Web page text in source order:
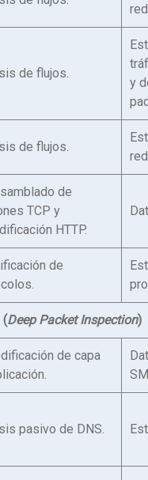
de flujos.
y
de flujos.
de
TCP y
HTTP.
de
(Deep Packet Inspection)
de capa
pasivo de DNS.